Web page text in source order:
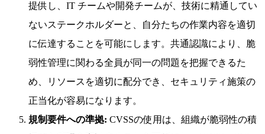
提供し、IT チームや開発チームが、技術に精通してい
ないステークホルダーと、自分たちの作業内容を適切
に伝達することを可能にします。共通認識により、脆
弱性管理に関わる全員が同一の問題を把握できるた
め、リソースを適切に配分でき、セキュリティ施策の
正当化が容易になります。
規制要件への準拠: CVSSの使用は、組織が脆弱性の積